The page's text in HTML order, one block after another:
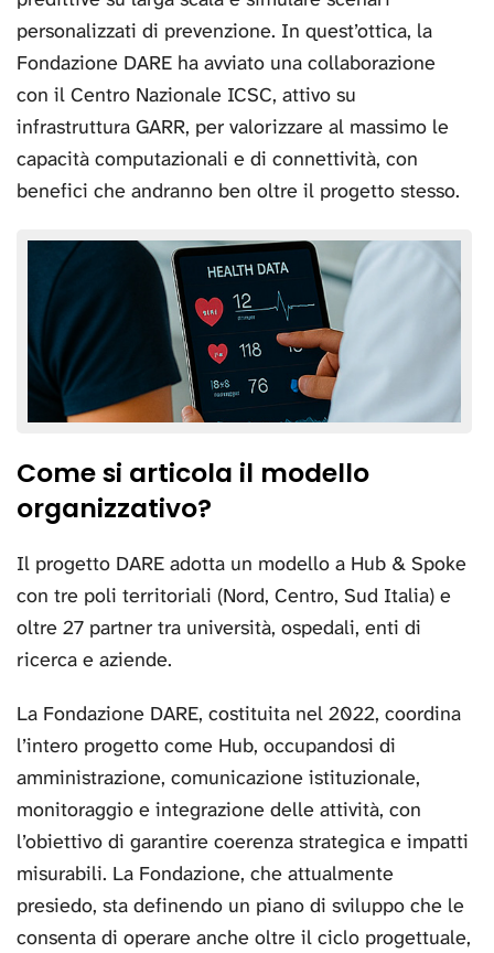
personalizzati di prevenzione. In quest’ottica, la
Fondazione DARE ha avviato una collaborazione
con il Centro Nazionale ICSC, attivo su
infrastruttura GARR, per valorizzare al massimo le
capacità computazionali e di connettività, con
benefici che andranno ben oltre il progetto stesso.
Come si articola il modello
organizzativo?
Il progetto DARE adotta un modello a Hub & Spoke
con tre poli territoriali (Nord, Centro, Sud Italia) e
oltre 27 partner tra università, ospedali, enti di
ricerca e aziende.
La Fondazione DARE, costituita nel 2022, coordina
l’intero progetto come Hub, occupandosi di
amministrazione, comunicazione istituzionale,
monitoraggio e integrazione delle attività, con
l’obiettivo di garantire coerenza strategica e impatti
misurabili. La Fondazione, che attualmente
presiedo, sta definendo un piano di sviluppo che le
consenta di operare anche oltre il ciclo progettuale,